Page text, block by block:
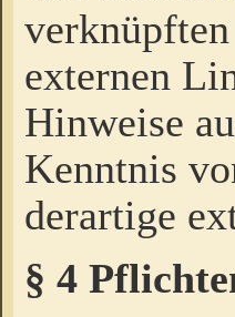
externen
Hinweise
Kenntnis
derartige
§ 4